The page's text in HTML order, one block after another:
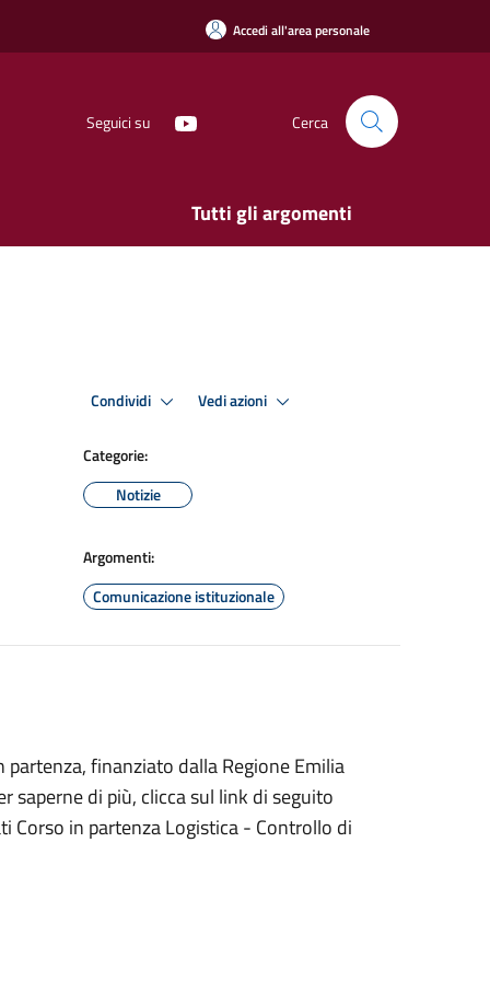
Accedi all'area personale
Seguici su Cerca
Tutti gli argomenti
Condividi Vedi azioni
Categorie:
Notizie
Argomenti:
Comunicazione istituzionale
finanziato dalla Regione Emilia
saperne di più, clicca sul link di seguito
Corso in partenza Logistica - Controllo di